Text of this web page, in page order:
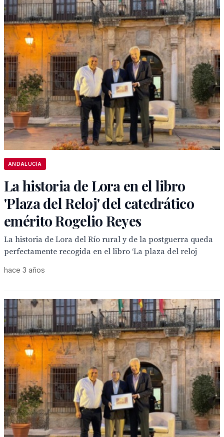
ANDALUCÍA
La historia de Lora en el libro
'Plaza del Reloj' del catedrático
emérito Rogelio Reyes
La historia de Lora del Río rural y de la postguerra queda
perfectamente recogida en el libro ‘La plaza del reloj
hace 3 años